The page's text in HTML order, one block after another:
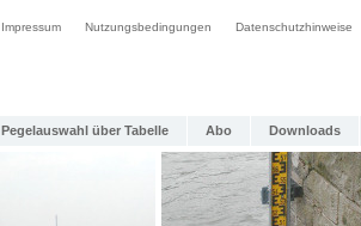
Impressum Nutzungsbedingungen Datenschutzhinweise
Pegelauswahl über Tabelle Abo Downloads